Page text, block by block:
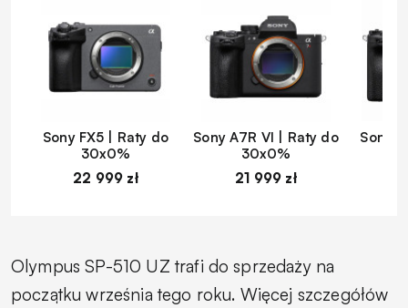
Sony FX5 | Raty do
30x0%
22 999 zł
Sony A7R VI | Raty do
30x0%
21 999 zł
Sony
Olympus SP-510 UZ trafi do sprzedaży na
początku września tego roku. Więcej szczegółów